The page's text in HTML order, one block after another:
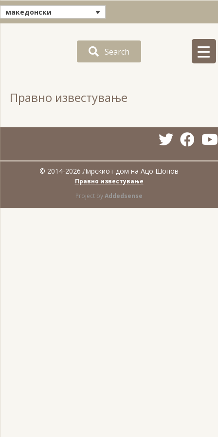
македонски
Search
Правно известување
© 2014-2026 Лирскиот дом на Ацо Шопов
Правно известување
Project byAddedsense